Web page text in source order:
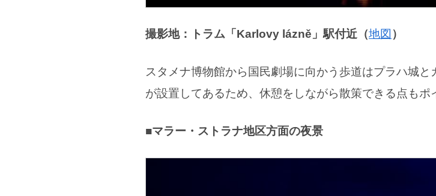
撮影地：トラム「Karlovy lázně」駅付近（地図 ）
スタメナ博物館から国民劇場に向かう歩道はプラハ城
が設置してあるため、休憩をしながら散策できる点もポ
■マラー・ストラナ地区方面の夜景